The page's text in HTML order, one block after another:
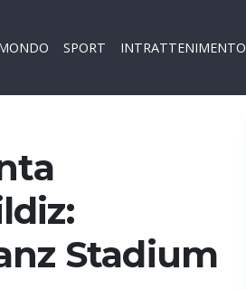
SPORT INTRATTENIMENTO
Stadium